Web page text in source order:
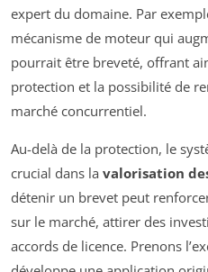
expert du domaine. Par
mécanisme de moteur qui
pourrait être breveté, offrant
protection et la possibilité de
marché concurrentiel.
Au-delà de la protection, le
crucial dans la valorisation
détenir un brevet peut
sur le marché, attirer des
accords de licence. Prenons